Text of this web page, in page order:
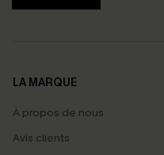
LA MARQUE
À propos de nous
Avis clients